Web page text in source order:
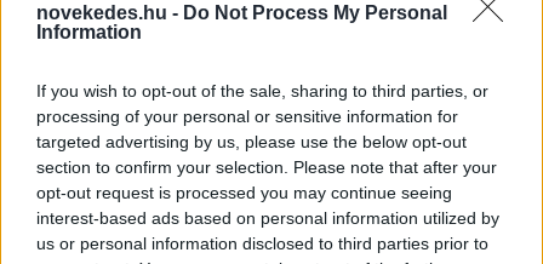
novekedes.hu - Do Not Process My Personal
Information
If you wish to opt-out of the sale, sharing to third parties, or
processing of your personal or sensitive information for
targeted advertising by us, please use the below opt-out
section to confirm your selection. Please note that after your
opt-out request is processed you may continue seeing
interest-based ads based on personal information utilized by
us or personal information disclosed to third parties prior to
gyorsabban fut, mint a jog
ELEMZÉSEK 2026. júl. 21.